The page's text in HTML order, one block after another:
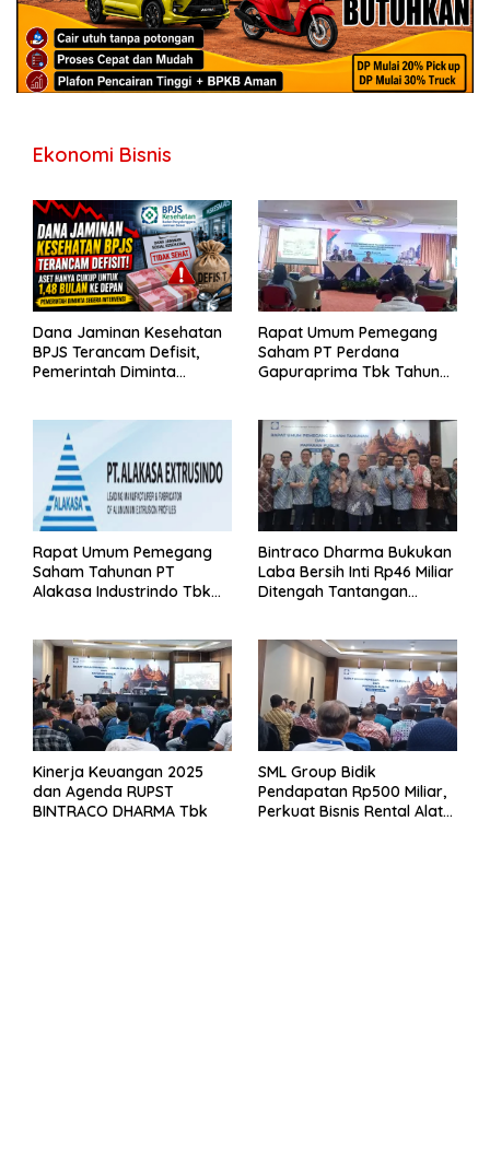
Ekonomi Bisnis
Dana Jaminan Kesehatan
BPJS Terancam Defisit,
Pemerintah Diminta
Rapat Umum Pemegang
Saham PT Perdana
Gapuraprima Tbk Tahun
Rapat Umum Pemegang
Saham Tahunan PT
Alakasa Industrindo Tbk
Bintraco Dharma Bukukan
Laba Bersih Inti Rp46 Miliar
Ditengah Tantangan
Kinerja Keuangan 2025
dan Agenda RUPST
BINTRACO DHARMA Tbk
SML Group Bidik
Pendapatan Rp500 Miliar,
Perkuat Bisnis Rental Alat